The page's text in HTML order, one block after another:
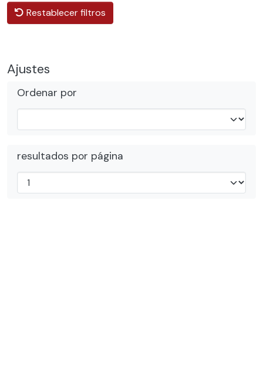
Restablecer filtros
Ajustes
Ordenar por
resultados por página